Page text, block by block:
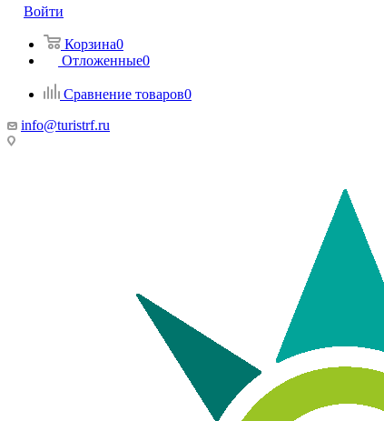
Войти
Корзина0
Отложенные0
Сравнение товаров0
info@turistrf.ru